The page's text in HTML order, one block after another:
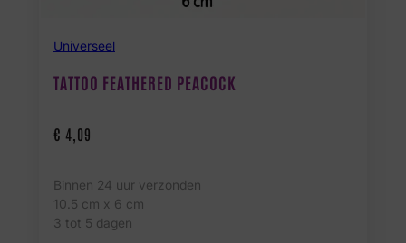
Universeel
TATTOO FEATHERED PEACOCK
€ 4,09
Binnen 24 uur verzonden
10.5 cm x 6 cm
3 tot 5 dagen